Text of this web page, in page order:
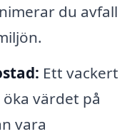
du avfall
Ett vackert
värdet på
vara